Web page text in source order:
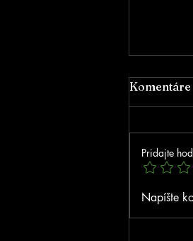
Komentáre
Pridajte
Napíšte